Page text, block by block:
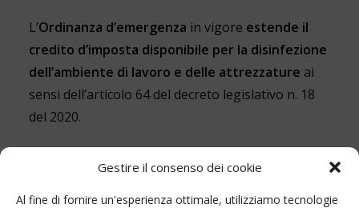
Gestire il consenso dei cookie
Al fine di fornire un'esperienza ottimale, utilizziamo tecnologie
L’Ordinanza d’emergenza in vigore estende il
credito d’imposta disponibile per la disinfezione
dell’ambiente di lavoro e delle attrezzature ai
sensi dell’articolo 64 del decreto legislativo n. 18
del 2020.
dispositivi di protezione individuale(come
maschere chirurgiche, FFP2 e FFP3, guanti, visiere